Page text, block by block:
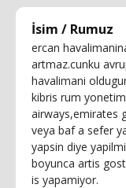
İsim / Rumuz
ercan
artmaz.cunku
havalimani
kibris rum
airways,emirates
veya baf a sefer
yapsin diye
boyunca artis
is yapamiyor.